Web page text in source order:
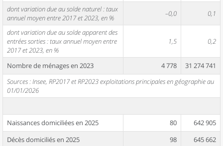
dont variation due au solde naturel : taux
annuel moyen entre 2017 et 2023, en %
–0,0 0,1
dont variation due au solde apparent des
entrées sorties : taux annuel moyen entre
2017 et 2023, en %
1,5 0,2
Nombre de ménages en 2023 4 778
31 274 741
Sources : Insee, RP2017 et RP2023 exploitations principales en géographie au
01/01/2026
Naissances domiciliées en 2025 80
642 905
Décès domiciliés en 2025
98
645 662